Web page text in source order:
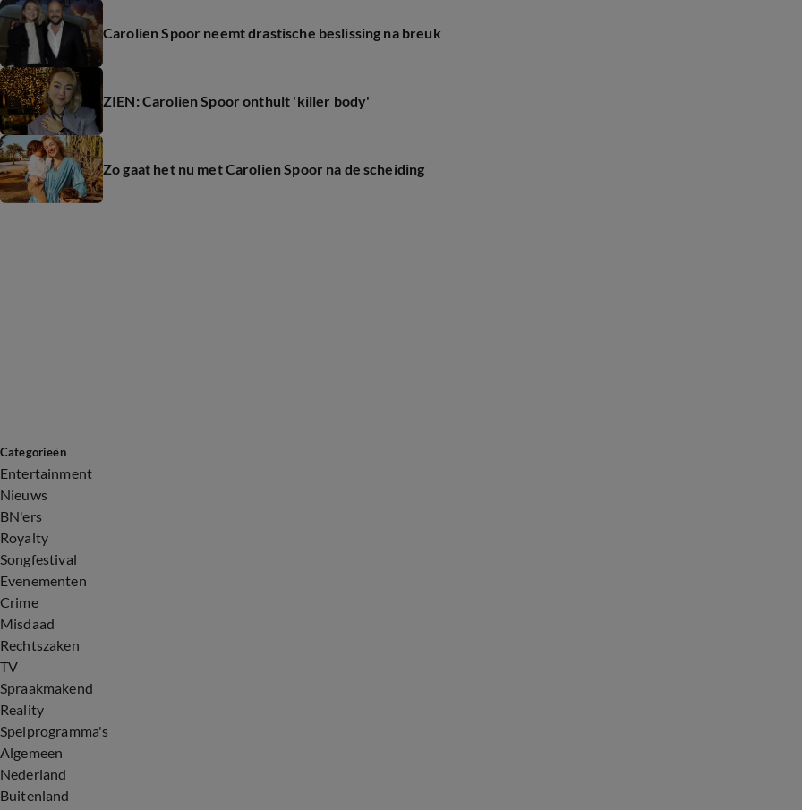
Carolien Spoor neemt drastische beslissing na breuk
ZIEN: Carolien Spoor onthult 'killer body'
Zo gaat het nu met Carolien Spoor na de scheiding
Categorieën
Entertainment
Nieuws
BN'ers
Royalty
Songfestival
Evenementen
Crime
Misdaad
Rechtszaken
TV
Spraakmakend
Reality
Spelprogramma's
Algemeen
Nederland
Buitenland